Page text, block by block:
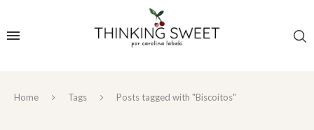
Home Tags Posts tagged with "Biscoitos"